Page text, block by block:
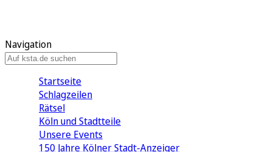
Navigation
Startseite
Schlagzeilen
Rätsel
Köln und Stadtteile
Unsere Events
150 Jahre Kölner Stadt-Anzeiger